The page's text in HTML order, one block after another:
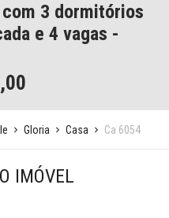
3 dormitórios
e 4 vagas -
Gloria Casa Ca 6054
IMÓVEL